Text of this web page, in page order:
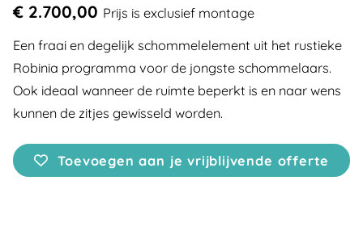
€ 2.700,00 Prijs is exclusief montage
Een fraai en degelijk schommelelement uit het rustieke
Robinia programma voor de jongste schommelaars.
Ook ideaal wanneer de ruimte beperkt is en naar wens
kunnen de zitjes gewisseld worden.
Toevoegen aan je vrijblijvende offerte